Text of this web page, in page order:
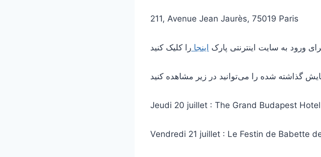
211, Avenue Jean Jaurès, 75019 Paris
ورود به سایت اینترنتی پارک اینجا
Jeudi 20 juillet : The Grand Budapest
Vendredi 21 juillet : Le Festin de Babette